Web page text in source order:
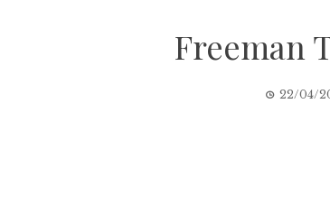
Freeman
22/04/